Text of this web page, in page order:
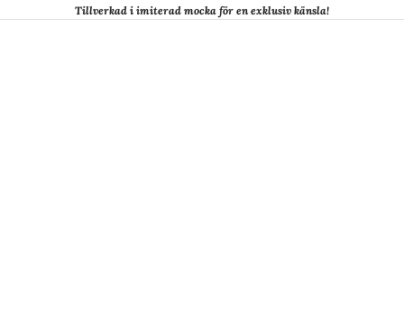
Tillverkad i imiterad mocka för en exklusiv känsla!